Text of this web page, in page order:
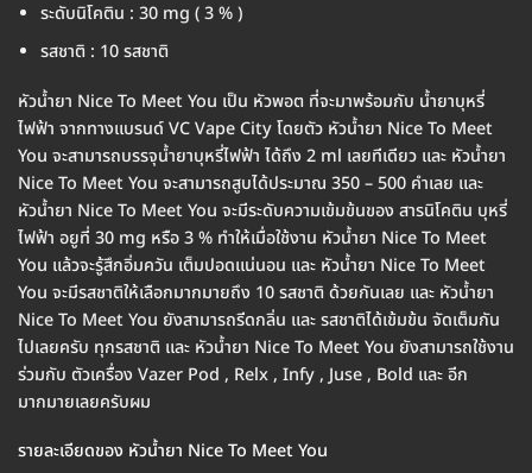
ระดับนิโคติน : 30 mg ( 3 % )
รสชาติ : 10 รสชาติ
หัวน้ำยา Nice To Meet You เป็น หัวพอต ที่จะมาพร้อมกับ น้ำยาบุหรี่
ไฟฟ้า จากทางแบรนด์ VC Vape City โดยตัว หัวน้ำยา Nice To Meet
You จะสามารถบรรจุน้ำยาบุหรี่ไฟฟ้า ได้ถึง 2 ml เลยทีเดียว และ หัวน้ำยา
Nice To Meet You จะสามารถสูบได้ประมาณ 350 – 500 คำเลย และ
หัวน้ำยา Nice To Meet You จะมีระดับความเข้มข้นของ สารนิโคติน บุหรี่
ไฟฟ้า อยูที่ 30 mg หรือ 3 % ทำให้เมื่อใช้งาน หัวน้ำยา Nice To Meet
You แล้วจะรู้สึกอิ่มควัน เต็มปอดแน่นอน และ หัวน้ำยา Nice To Meet
You จะมีรสชาติให้เลือกมากมายถึง 10 รสชาติ ด้วยกันเลย และ หัวน้ำยา
Nice To Meet You ยังสามารถรีดกลิ่น และ รสชาติได้เข้มข้น จัดเต็มกัน
ไปเลยครับ ทุกรสชาติ และ หัวน้ำยา Nice To Meet You ยังสามารถใช้งาน
ร่วมกับ ตัวเครื่อง Vazer Pod , Relx , Infy , Juse , Bold และ อีก
มากมายเลยครับผม
รายละเอียดของ หัวน้ำยา Nice To Meet You